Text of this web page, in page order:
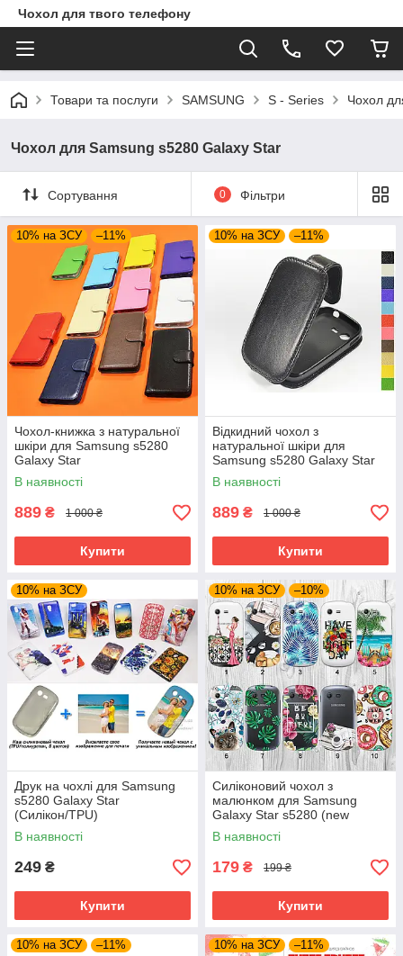
Чохол для твого телефону
Товари та послуги SAMSUNG S - Series Чохол
Чохол для Samsung s5280 Galaxy Star
Сортування 0 Фільтри
10% на ЗСУ –11%
Чохол-книжка з натуральної
шкіри для Samsung s5280
Galaxy Star
В наявності
889 ₴ 1 000 ₴
Купити
10% на ЗСУ –11%
Відкидний чохол з
натуральної шкіри для
Samsung s5280 Galaxy Star
В наявності
889 ₴ 1 000 ₴
Купити
10% на ЗСУ
Друк на чохлі для Samsung
s5280 Galaxy Star
(Силікон/TPU)
В наявності
249 ₴
Купити
10% на ЗСУ –10%
Силіконовий чохол з
малюнком для Samsung
Galaxy Star s5280 (new
collection)
В наявності
179 ₴ 199 ₴
Купити
10% на ЗСУ –11% 10% на ЗСУ –11%